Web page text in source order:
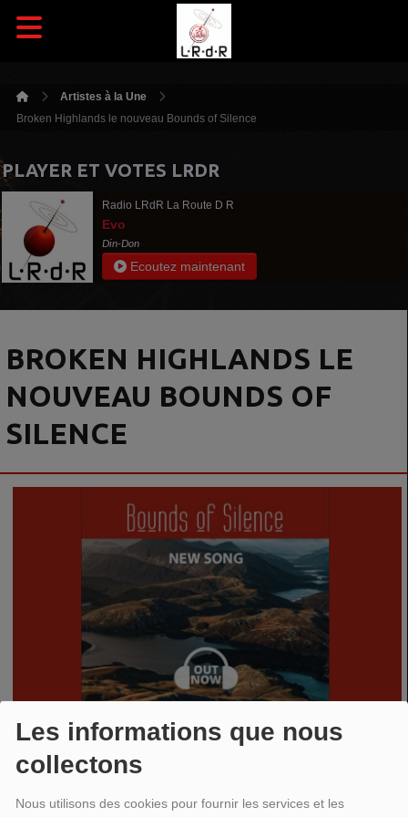
Les informations que nous
collectons
Nous utilisons des cookies pour fournir les services et les
Artistes à la Une
Broken Highlands le nouveau Bounds of Silence
PLAYER ET VOTES LRDR
Radio LRdR La Route D R
Evo
Din-Don
Ecoutez maintenant
BROKEN HIGHLANDS LE
NOUVEAU BOUNDS OF
SILENCE